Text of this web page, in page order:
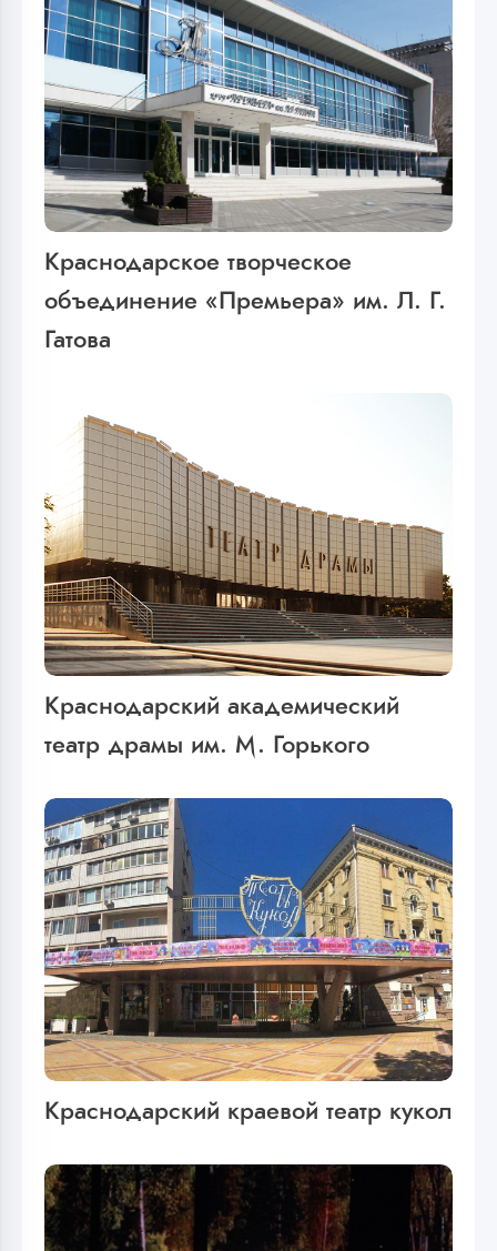
Краснодарское творческое
объединение «Премьера» им. Л. Г.
Гатова
Краснодарский академический
театр драмы им. М. Горького
Краснодарский краевой театр кукол